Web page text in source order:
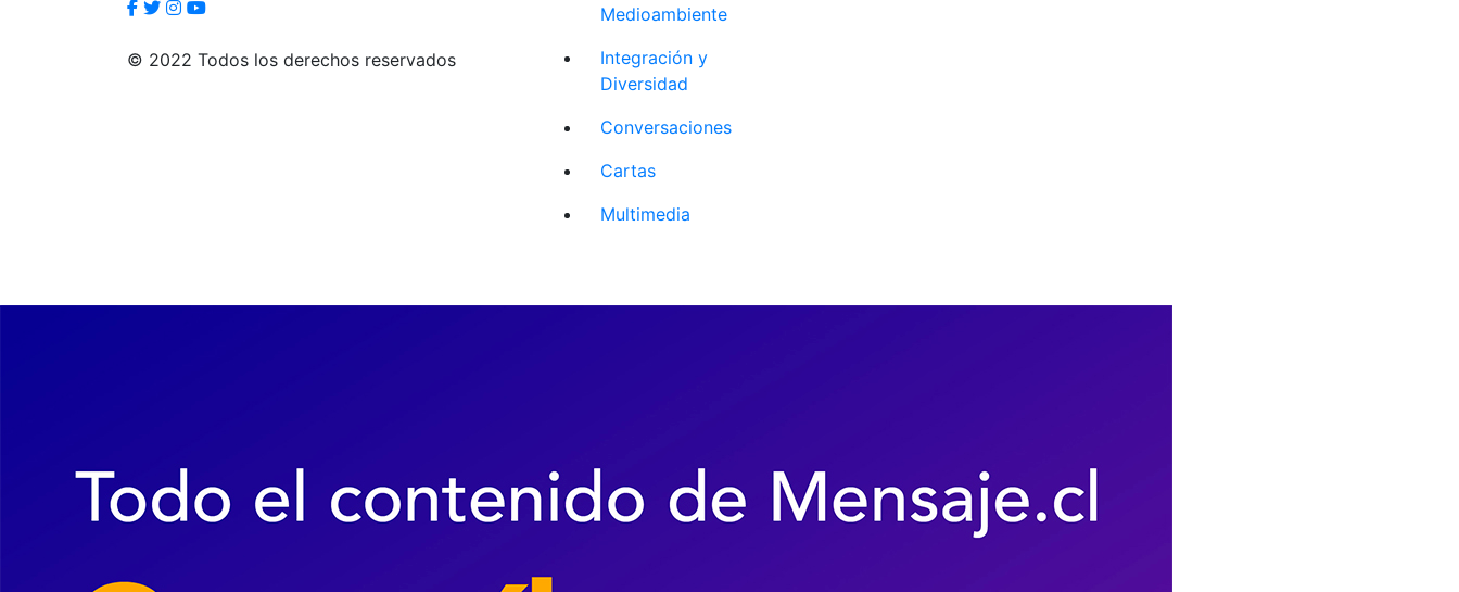
© 2022 Todos los derechos reservados
Medioambiente
Integración y
Diversidad
Conversaciones
Cartas
Multimedia